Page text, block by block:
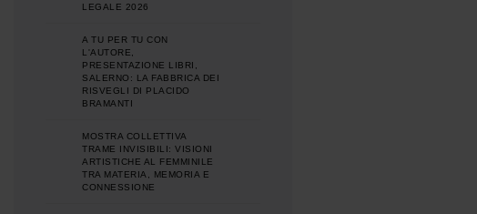
LEGALE 2026
A TU PER TU CON
L'AUTORE,
PRESENTAZIONE LIBRI,
SALERNO: LA FABBRICA DEI
RISVEGLI DI PLACIDO
BRAMANTI
MOSTRA COLLETTIVA
TRAME INVISIBILI: VISIONI
ARTISTICHE AL FEMMINILE
TRA MATERIA, MEMORIA E
CONNESSIONE